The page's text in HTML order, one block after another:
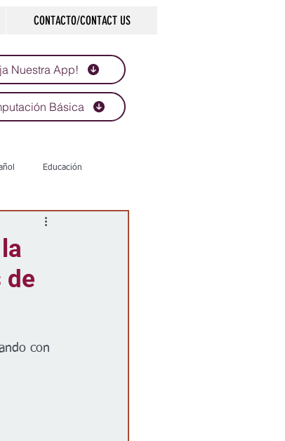
CONTACTO/CONTACT US
Nuestra App!
Básica
Educación
Historias que inspiran
de
con